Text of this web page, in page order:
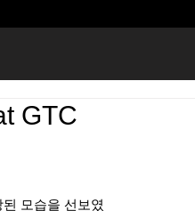
GTC
모습을 선보였